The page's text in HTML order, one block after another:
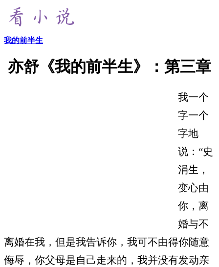
我的前半生
亦舒《我的前半生》：第三章
我一个
字一个
字地
说：“史
涓生，
变心由
你，离
婚与不
离婚在我，但是我告诉你，我可不由得你随意
侮辱，你父母是自己走来的，我并没有发动亲